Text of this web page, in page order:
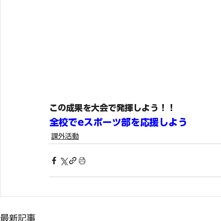
この成果を大会で発揮しよう！！
全校でeスポーツ部を応援しよう
課外活動
最新記事